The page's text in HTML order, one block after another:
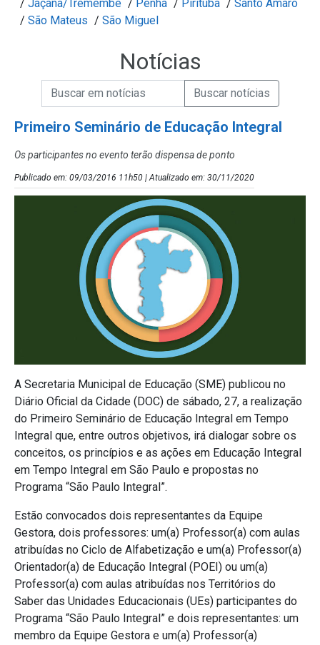
/ Jaçanã/Tremembé / Penha / Pirituba / Santo Amaro
/ São Mateus / São Miguel
Notícias
Campo de Busca de Notícias
Campo de Busca de informaçõesEnviar a Busca de Notícias
Primeiro Seminário de Educação Integral
Os participantes no evento terão dispensa de ponto
Publicado em: 09/03/2016 11h50 | Atualizado em: 30/11/2020
A Secretaria Municipal de Educação (SME) publicou no
Diário Oficial da Cidade (DOC) de sábado, 27, a realização
do Primeiro Seminário de Educação Integral em Tempo
Integral que, entre outros objetivos, irá dialogar sobre os
conceitos, os princípios e as ações em Educação Integral
em Tempo Integral em São Paulo e propostas no
Programa “São Paulo Integral”.
Estão convocados dois representantes da Equipe
Gestora, dois professores: um(a) Professor(a) com aulas
atribuídas no Ciclo de Alfabetização e um(a) Professor(a)
Orientador(a) de Educação Integral (POEI) ou um(a)
Professor(a) com aulas atribuídas nos Territórios do
Saber das Unidades Educacionais (UEs) participantes do
Programa “São Paulo Integral” e dois representantes: um
membro da Equipe Gestora e um(a) Professor(a)